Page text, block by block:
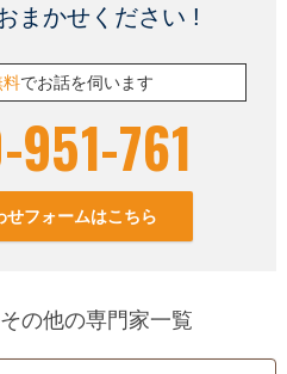
まかせください !
料でお話を伺います
761
せフォームはこちら
の他の専門家一覧